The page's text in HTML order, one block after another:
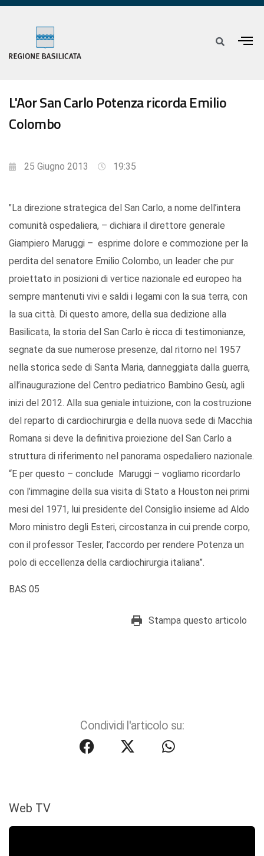
L'Aor San Carlo Potenza ricorda Emilio
Colombo
25 Giugno 2013 19:35
"La direzione strategica del San Carlo, a nome dell’intera
comunità ospedaliera, – dichiara il direttore generale
Giampiero Maruggi – esprime dolore e commozione per la
perdita del senatore Emilio Colombo, un leader che pur
proiettato in posizioni di vertice nazionale ed europeo ha
sempre mantenuti vivi e saldi i legami con la sua terra, con
la sua città. Di questo amore, della sua dedizione alla
Basilicata, la storia del San Carlo è ricca di testimonianze,
segnate da sue numerose presenze, dal ritorno nel 1957
nella storica sede di Santa Maria, danneggiata dalla guerra,
all’inaugurazione del Centro pediatrico Bambino Gesù, agli
inizi del 2012. Alla sua geniale intuizione, con la costruzione
del reparto di cardiochirurgia e della nuova sede di Macchia
Romana si deve la definitiva proiezione del San Carlo a
struttura di riferimento nel panorama ospedaliero nazionale.
“E per questo – conclude Maruggi – vogliamo ricordarlo
con l’immagine della sua visita di Stato a Houston nei primi
mesi del 1971, lui presidente del Consiglio insieme ad Aldo
Moro ministro degli Esteri, circostanza in cui prende corpo,
con il professor Tesler, l’accordo per rendere Potenza un
polo di eccellenza della cardiochirurgia italiana”.
BAS 05
Stampa questo articolo
Condividi l'articolo su:
Web TV